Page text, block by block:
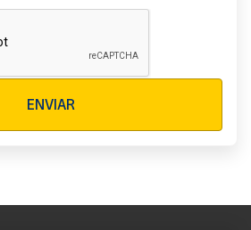
ENVIAR